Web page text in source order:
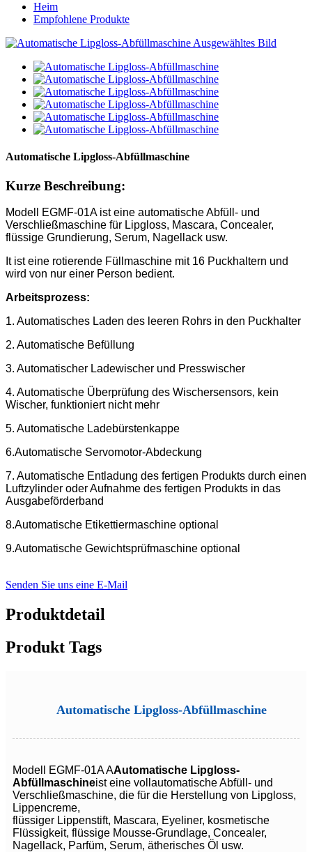
Heim
Empfohlene Produkte
Automatische Lipgloss-Abfüllmaschine
Kurze Beschreibung:
Modell EGMF-01A ist eine automatische Abfüll- und
Verschließmaschine für Lipgloss, Mascara, Concealer,
flüssige Grundierung, Serum, Nagellack usw.
It ist eine rotierende Füllmaschine mit 16 Puckhaltern und
wird von nur einer Person bedient.
Arbeitsprozess:
1. Automatisches Laden des leeren Rohrs in den Puckhalter
2. Automatische Befüllung
3. Automatischer Ladewischer und Presswischer
4. Automatische Überprüfung des Wischersensors, kein
Wischer, funktioniert nicht mehr
5. Automatische Ladebürstenkappe
6.Automatische Servomotor-Abdeckung
7. Automatische Entladung des fertigen Produkts durch einen
Luftzylinder oder Aufnahme des fertigen Produkts in das
Ausgabeförderband
8.Automatische Etikettiermaschine optional
9.Automatische Gewichtsprüfmaschine optional
Senden Sie uns eine E-Mail
Produktdetail
Produkt Tags
Automatische Lipgloss-Abfüllmaschine
Modell EGMF-01A AAutomatische Lipgloss-
Abfüllmaschineist eine vollautomatische Abfüll- und
Verschließmaschine, die für die Herstellung von Lipgloss,
Lippencreme,
flüssiger Lippenstift, Mascara, Eyeliner, kosmetische
Flüssigkeit, flüssige Mousse-Grundlage, Concealer,
Nagellack, Parfüm, Serum, ätherisches Öl usw.